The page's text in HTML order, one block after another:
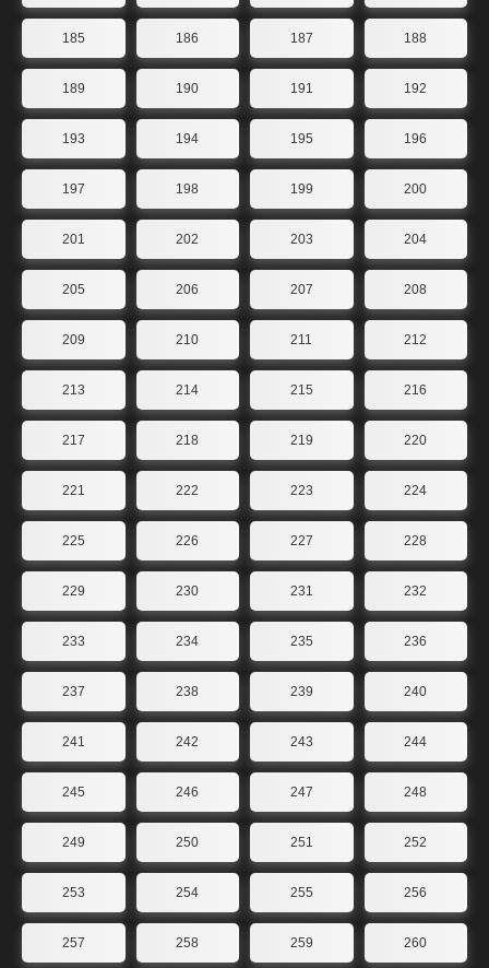
185 186 187 188
189 190 191 192
193 194 195 196
197 198 199 200
201 202 203 204
205 206 207 208
209 210 211 212
213 214 215 216
217 218 219 220
221 222 223 224
225 226 227 228
229 230 231 232
233 234 235 236
237 238 239 240
241 242 243 244
245 246 247 248
249 250 251 252
253 254 255 256
257 258 259 260